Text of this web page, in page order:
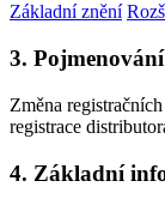
Základní znění
3.
Změna
registrace
4. Základní